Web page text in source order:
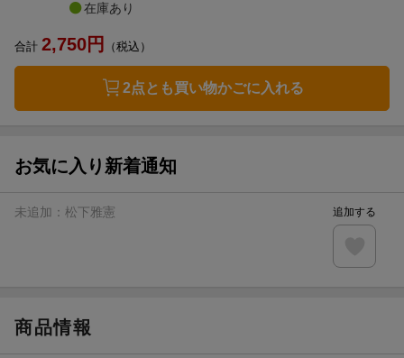
在庫あり
合計 2,750円 （税込）
2点とも買い物かごに入れる
お気に入り新着通知
未追加： 松下雅憲 追加する
商品情報